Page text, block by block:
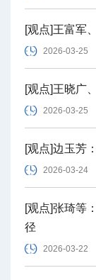
[观点]王富军
2026-03-25
[观点]王晓广
2026-03-25
[观点]边玉芳
2026-03-24
[观点]张琦等
径
2026-03-22